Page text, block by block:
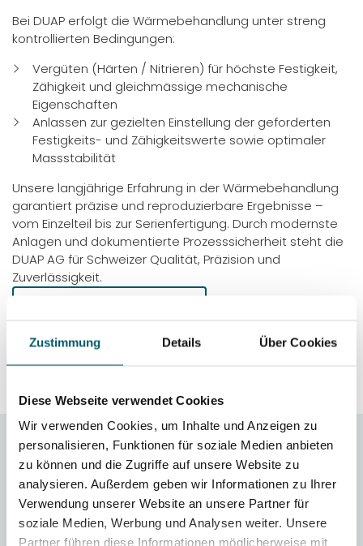
Zustimmung Details Über Cookies
Diese Webseite verwendet Cookies
Wir verwenden Cookies, um Inhalte und Anzeigen zu
personalisieren, Funktionen für soziale Medien anbieten
zu können und die Zugriffe auf unsere Website zu
analysieren. Außerdem geben wir Informationen zu Ihrer
Verwendung unserer Website an unsere Partner für
soziale Medien, Werbung und Analysen weiter. Unsere
Partner führen diese Informationen möglicherweise mit
Bei DUAP erfolgt die Wärmebehandlung unter streng
kontrollierten Bedingungen:
Vergüten (Härten / Nitrieren) für höchste Festigkeit,
Zähigkeit und gleichmässige mechanische
Eigenschaften
Anlassen zur gezielten Einstellung der geforderten
Festigkeits- und Zähigkeitswerte sowie optimaler
Massstabilität
Unsere langjährige Erfahrung in der Wärmebehandlung
garantiert präzise und reproduzierbare Ergebnisse –
vom Einzelteil bis zur Serienfertigung. Durch modernste
Anlagen und dokumentierte Prozesssicherheit steht die
DUAP AG für Schweizer Qualität, Präzision und
Zuverlässigkeit.
VERGÜTUNGSSTAHL IN DER
ÜBERSICHT
FAQ Vergütungsstahl
Was ist Vergütungsstahl 1.7225 (42C rMo4)?
Der Vergütungsstahl 1.7225 (42CrMo4) zeichnet sich